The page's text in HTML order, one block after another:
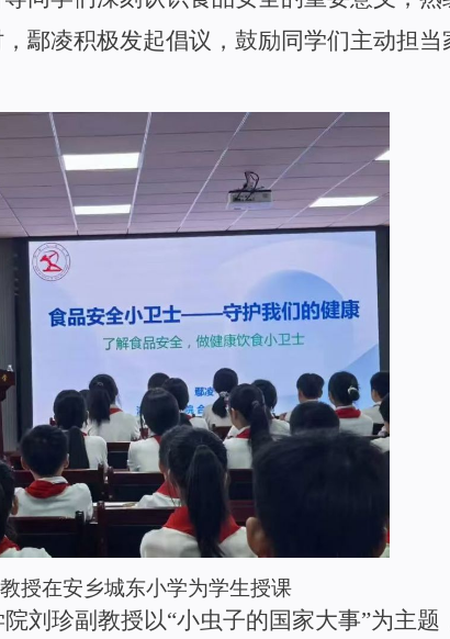
鄢凌积极发起倡议，鼓励同学们主动担当
授在安乡城东小学为学生授课
院刘珍副 教授以“小虫子的国家大事”为主题